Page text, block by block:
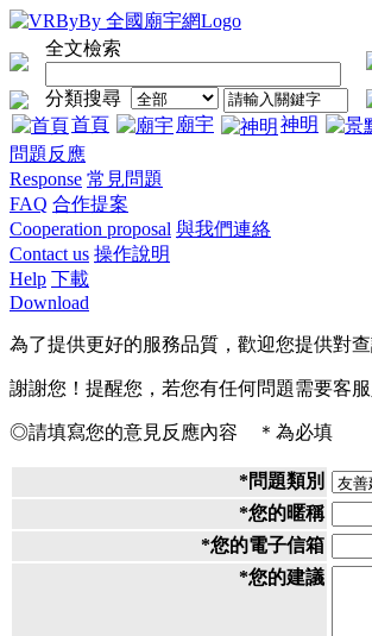
全文檢索
分類搜尋
首頁
廟宇 神明
問題反應
Response 常見問題
FAQ 合作提案
Cooperation proposal 與我們連絡
Contact us 操作說明
Help 下載
Download
為了提供更好的服務品質，歡迎您提供對
謝謝您！提醒您，若您有任何問題需要客
◎請填寫您的意見反應內容 ＊為必填
*問題類別
*您的暱稱
*您的電子信箱
*您的建議